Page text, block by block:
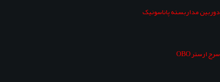
دوربین مداربسته پاناسونیک
سرج ارستر OBO